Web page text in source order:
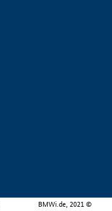
BMWi.de, 2021 ©